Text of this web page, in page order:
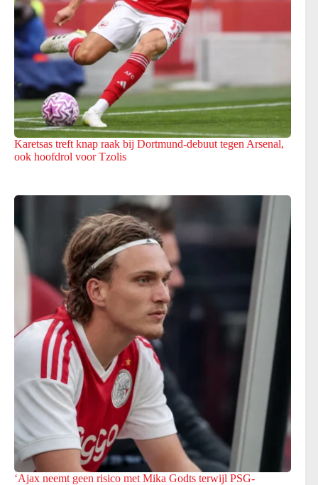
Karetsas treft knap raak bij Dortmund-debuut tegen Arsenal,
ook hoofdrol voor Tzolis
‘Ajax neemt geen risico met Mika Godts terwijl PSG-